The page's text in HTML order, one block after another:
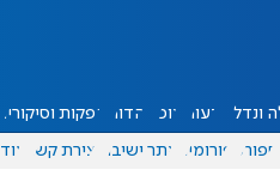
ונדל"ן דעות אוכל יהדות הפקות וסיקורים
ספורט פורומים אתר ישיבה יצירת קשר עוד